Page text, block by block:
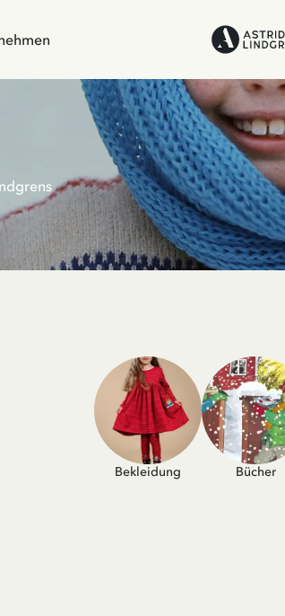
Bekleidung Bücher